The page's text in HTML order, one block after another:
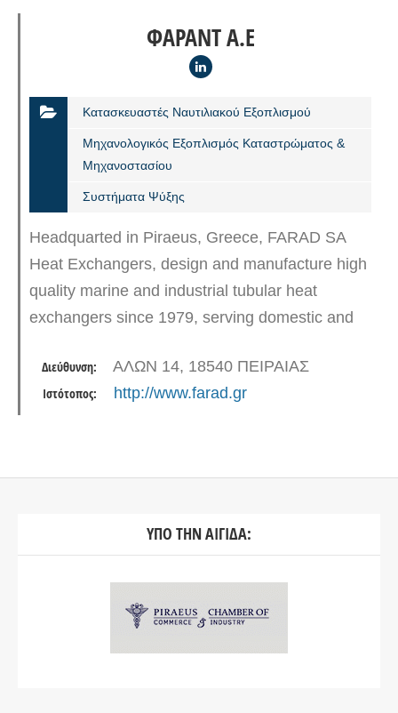
ΦΑΡΑΝΤ Α.Ε
Κατασκευαστές Ναυτιλιακού Εξοπλισμού
Μηχανολογικός Εξοπλισμός Καταστρώματος &
Μηχανοστασίου
Συστήματα Ψύξης
Headquarted in Piraeus, Greece, FARAD SA
Heat Exchangers, design and manufacture high
quality marine and industrial tubular heat
exchangers since 1979, serving domestic and
to always exceed client…
Διεύθυνση: ΑΛΩΝ 14, 18540 ΠΕΙΡΑΙΑΣ
Ιστότοπος: http://www.farad.gr
ΥΠΟ ΤΗΝ ΑΙΓΙΔΑ: